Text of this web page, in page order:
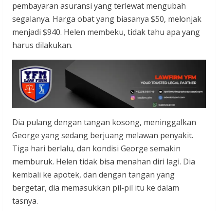
pembayaran asuransi yang terlewat mengubah
segalanya. Harga obat yang biasanya $50, melonjak
menjadi $940. Helen membeku, tidak tahu apa yang
harus dilakukan.
Dia pulang dengan tangan kosong, meninggalkan
George yang sedang berjuang melawan penyakit.
Tiga hari berlalu, dan kondisi George semakin
memburuk. Helen tidak bisa menahan diri lagi. Dia
kembali ke apotek, dan dengan tangan yang
bergetar, dia memasukkan pil-pil itu ke dalam
tasnya.